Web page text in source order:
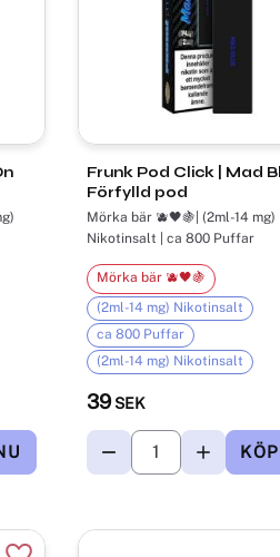
Frunk Pod Click | Mad Blue|
Förfylld pod
Mörka bär 🫐🖤🍇| (2ml-14 mg)
Nikotinsalt | ca 800 Puffar
39SEK
Mörka bär 🫐🖤🍇
(2ml-14 mg) Nikotinsalt
ca 800 Puffar
(2ml-14 mg) Nikotinsalt